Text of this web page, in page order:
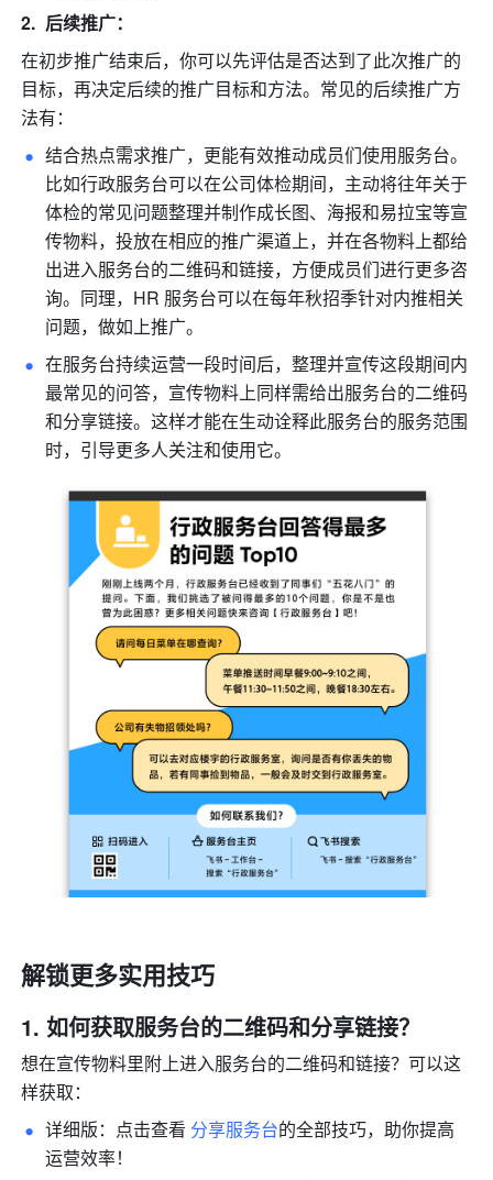
后续推广：
在初步推广结束后，你可以先评估是否达到了此次推广的
目标，再决定后续的推广目标和方法。常见的后续推广方
法有：
结合热点需求推广，更能有效推动成员们使用服务台。
比如行政服务台可以在公司体检期间，主动将往年关于
体检的常见问题整理并制作成长图、海报和易拉宝等宣
传物料，投放在相应的推广渠道上，并在各物料上都给
出进入服务台的二维码和链接，方便成员们进行更多咨
询。同理，HR 服务台可以在每年秋招季针对内推相关
问题，做如上推广。
在服务台持续运营一段时间后，整理并宣传这段期间内
最常见的问答，宣传物料上同样需给出服务台的二维码
和分享链接。这样才能在生动诠释此服务台的服务范围
时，引导更多人关注和使用它。
解锁更多实用技巧
如何获取服务台的二维码和分享链接？
想在宣传物料里附上进入服务台的二维码和链接？可以这
样获取：
详细版：点击查看 分享服务台的全部技巧，助你提高
运营效率！